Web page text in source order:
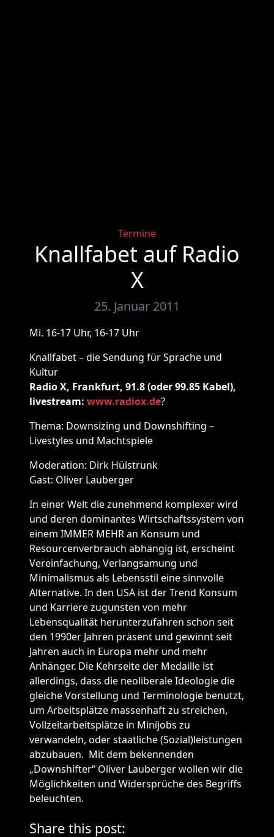
Categories
Termine
Knallfabet auf Radio
X
25. Januar 2011
Mi. 16-17 Uhr, 16-17 Uhr
Knallfabet – die Sendung für Sprache und
Kultur
Radio X, Frankfurt, 91.8 (oder 99.85 Kabel),
livestream: www.radiox.de?
Thema: Downsizing und Downshifting –
Livestyles und Machtspiele
Moderation: Dirk Hülstrunk
Gast: Oliver Lauberger
In einer Welt die zunehmend komplexer wird
und deren dominantes Wirtschaftssystem von
einem IMMER MEHR an Konsum und
Resourcenverbrauch abhängig ist, erscheint
Vereinfachung, Verlangsamung und
Minimalismus als Lebensstil eine sinnvolle
Alternative. In den USA ist der Trend Konsum
und Karriere zugunsten von mehr
Lebensqualität herunterzufahren schon seit
den 1990er Jahren präsent und gewinnt seit
Jahren auch in Europa mehr und mehr
Anhänger. Die Kehrseite der Medaille ist
allerdings, dass die neoliberale Ideologie die
gleiche Vorstellung und Terminologie benutzt,
um Arbeitsplätze massenhaft zu streichen,
Vollzeitarbeitsplätze in Minijobs zu
verwandeln, oder staatliche (Sozial)leistungen
abzubauen. Mit dem bekennenden
„Downshifter“ Oliver Lauberger wollen wir die
Möglichkeiten und Widersprüche des Begriffs
beleuchten.
Share this post: